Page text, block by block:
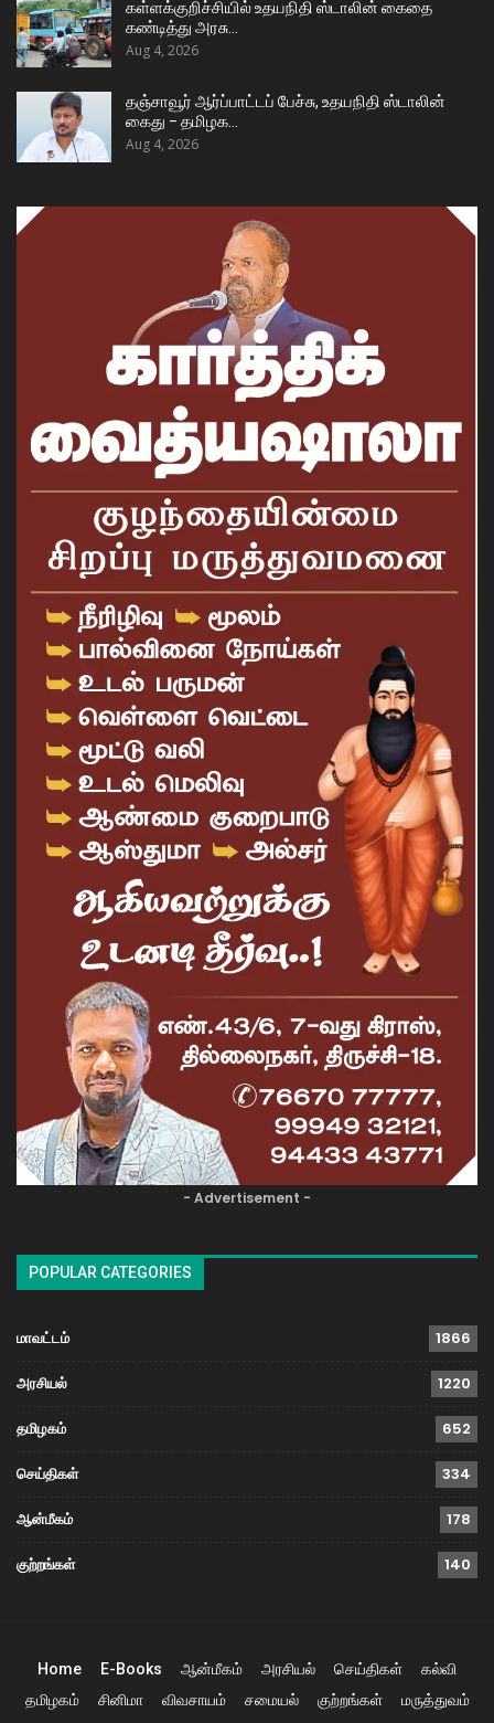
கள்ளக்குறிச்சியில் உதயநிதி ஸ்டாலின் கைதை
கண்டித்து அரசு…
Aug 4, 2026
தஞ்சாவூர் ஆர்ப்பாட்டப் பேச்சு, உதயநிதி ஸ்டாலின்
கைது – தமிழக…
Aug 4, 2026
- Advertisement -
POPULAR CATEGORIES
மாவட்டம் 1866
அரசியல் 1220
தமிழகம் 652
செய்திகள் 334
ஆன்மீகம் 178
குற்றங்கள் 140
Home E-Books ஆன்மீகம் அரசியல் செய்திகள்
கல்வி
தமிழகம்
சினிமா விவசாயம் சமையல் குற்றங்கள்
மருத்துவம்